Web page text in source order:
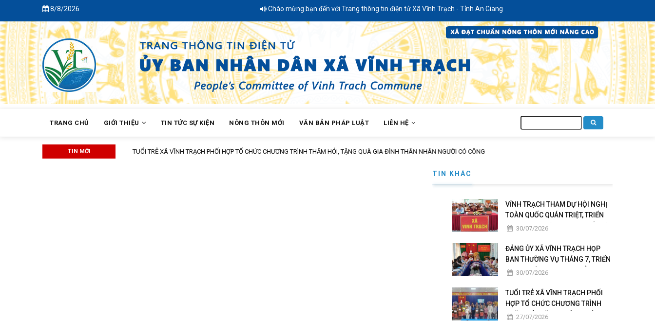
main
content
8/8/2026 Chào mừng bạn đến với Trang thông tin điện tử Xã Vĩnh Trạch - Tỉnh An Giang
NAVIGATION
TRANG CHỦ GIỚI THIỆU TIN TỨC SỰ KIỆN NÔNG THÔN MỚI VĂN BẢN PHÁP LUẬT LIÊN HỆ
kiếm
TIN MỚI TUỔI TRẺ XÃ VĨNH TRẠCH PHỐI HỢP TỔ CHỨC CHƯƠNG TRÌNH THĂM HỎI, TẶNG QUÀ GIA ĐÌNH THÂN NHÂN NGƯỜI CÓ CÔNG
TIN KHÁC
VĨNH TRẠCH THAM DỰ HỘI NGHỊ
TOÀN QUỐC QUÁN TRIỆT, TRIỂN
KHAI THỰC HIỆN NGHỊ QUYẾT HỘI
HÀNH TRUNG ƯƠNG ĐẢNG KHÓA
XIV
30/07/2026
ĐẢNG ỦY XÃ VĨNH TRẠCH HỌP
BAN THƯỜNG VỤ THÁNG 7, TRIỂN
KHAI NHIỆM VỤ TRỌNG TÂM
30/07/2026
TUỔI TRẺ XÃ VĨNH TRẠCH PHỐI
HỢP TỔ CHỨC CHƯƠNG TRÌNH
THĂM HỎI, TẶNG QUÀ GIA ĐÌNH
27/07/2026